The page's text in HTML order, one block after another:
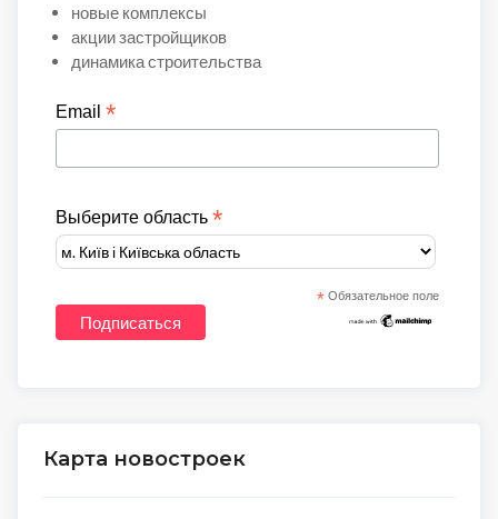
новые комплексы
акции застройщиков
динамика строительства
Email *
Выберите область *
* Обязательное поле
Карта новостроек